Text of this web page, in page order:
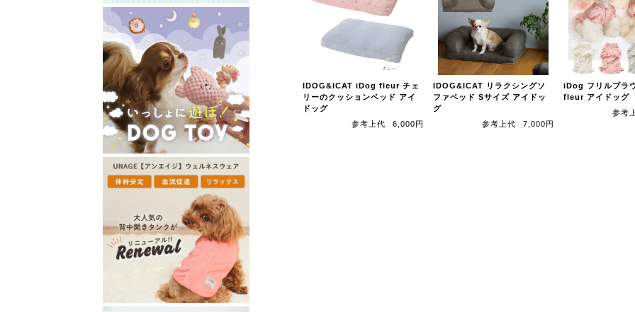
IDOG&ICAT iDog fleur チェ
リーのクッションベッド アイ
ドッグ
参考上代
6,000円
IDOG&ICAT リラクシングソ
ファベッド Sサイズ アイドッ
グ
参考上代
7,000円
iDog フリルブラ
fleur アイドッグ
参考